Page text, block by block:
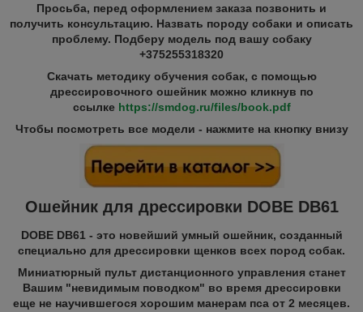
Просьба, перед оформлением заказа позвонить и
получить консультацию. Назвать породу собаки и описать
проблему. Подберу модель под вашу собаку
+375255318320
Скачать методику обучения собак, с помощью
дрессировочного ошейник можно кликнув по
ссылке https://smdog.ru/files/book.pdf
Чтобы посмотреть все модели - нажмите на кнопку внизу
Ошейник для дрессировки DOBE DB61
DOBE DB61 - это новейший умный ошейник, созданный
специально для дрессировки щенков всех пород собак.
Миниатюрный пульт дистанционного управления станет
Вашим "невидимым поводком" во время дрессировки
еще не научившегося хорошим манерам пса от 2 месяцев.